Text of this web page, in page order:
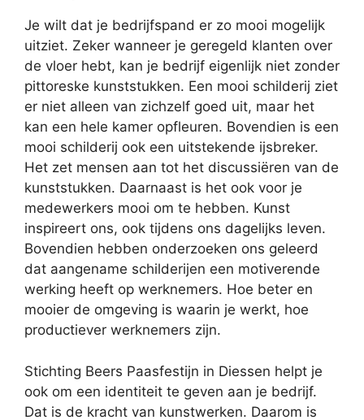
Je wilt dat je bedrijfspand er zo mooi mogelijk
uitziet. Zeker wanneer je geregeld klanten over
de vloer hebt, kan je bedrijf eigenlijk niet zonder
pittoreske kunststukken. Een mooi schilderij ziet
er niet alleen van zichzelf goed uit, maar het
kan een hele kamer opfleuren. Bovendien is een
mooi schilderij ook een uitstekende ijsbreker.
Het zet mensen aan tot het discussiëren van de
kunststukken. Daarnaast is het ook voor je
medewerkers mooi om te hebben. Kunst
inspireert ons, ook tijdens ons dagelijks leven.
Bovendien hebben onderzoeken ons geleerd
dat aangename schilderijen een motiverende
werking heeft op werknemers. Hoe beter en
mooier de omgeving is waarin je werkt, hoe
productiever werknemers zijn.
Stichting Beers Paasfestijn in Diessen helpt je
ook om een identiteit te geven aan je bedrijf.
Dat is de kracht van kunstwerken. Daarom is